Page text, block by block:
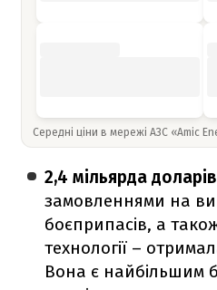
Середні ціни в мережі АЗС «Amic
2,4 мільярда доларів
замовленнями на
боєприпасів, а
технології –
Вона є найбільшим